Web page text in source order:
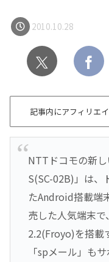
2010.10.28
記事内にアフィリエ
NTTドコモの新し
S(SC-02B)」は、
たAndroid搭載端
売した人気端末
2.2(Froyo)を搭載
「spメール」も